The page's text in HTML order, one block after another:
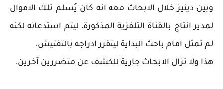
وبين دينيز خلال الابحاث معه انه كان يُسلم تلك الاموال
لمدير انتاج بالقناة التلفزية المذكورة، ليتم استدعائه لكنه
لم تمثل امام باحث البداية ليتقرر ادراجه بالتفتيش.
هذا ولا تزال الابحاث جارية للكشف عن متضررين آخرين.